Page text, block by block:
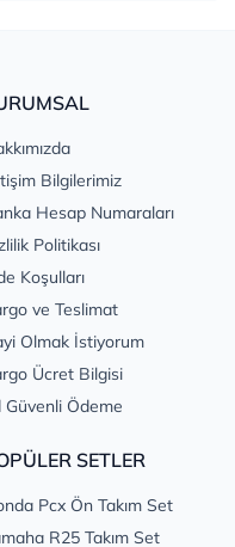
Bilgilerimiz
Hesap Numaraları
Politikası
Koşulları
ve Teslimat
Olmak İstiyorum
Ücret Bilgisi
Güvenli Ödeme
SETLER
Pcx Ön Takım Set
R25 Takım Set